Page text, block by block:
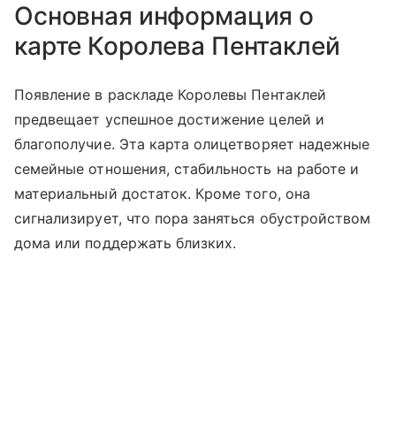
Основная информация о
карте Королева Пентаклей
Появление в раскладе Королевы Пентаклей
предвещает успешное достижение целей и
благополучие. Эта карта олицетворяет надежные
семейные отношения, стабильность на работе и
материальный достаток. Кроме того, она
сигнализирует, что пора заняться обустройством
дома или поддержать близких.